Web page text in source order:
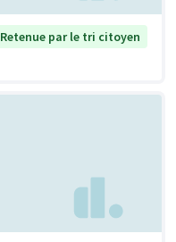
Retenue par le tri citoyen